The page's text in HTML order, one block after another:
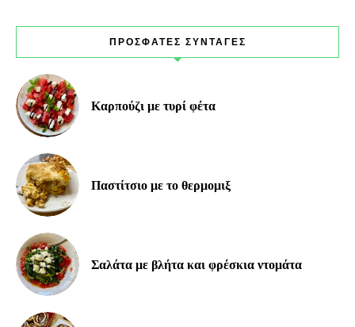
ΠΡΟΣΦΑΤΕΣ ΣΥΝΤΑΓΕΣ
Καρπούζι με τυρί φέτα
Παστίτσιο με το θερμομιξ
Σαλάτα με βλήτα και φρέσκια ντομάτα